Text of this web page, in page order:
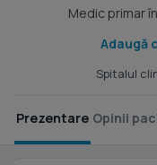
Medic primar în
Adaugă
Spitalul
Prezentare Opinii